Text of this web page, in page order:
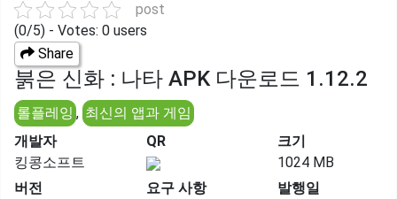
post
(0/5) - Votes: 0 users
Share
붉은 신화 : 나타 APK 다운로드 1.12.2
롤플레잉 , 최신의 앱과 게임
개발자
킹콩소프트
QR
크기
1024 MB
버전
요구 사항
발행일